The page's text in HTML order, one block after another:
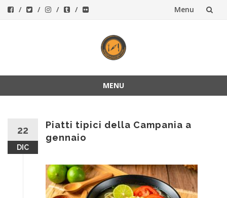
Menu
MENU
22
DIC
Piatti tipici della Campania a
gennaio